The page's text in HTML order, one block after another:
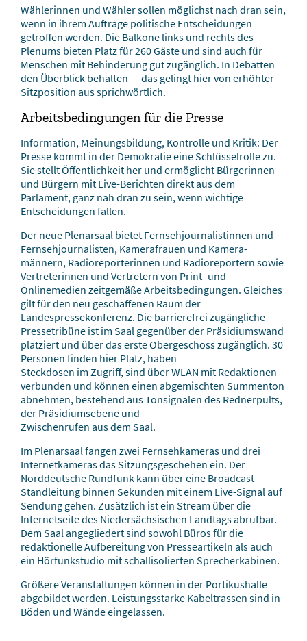
Wählerinnen und Wähler sollen möglichst nach dran sein,
wenn in ihrem Auftrage politische Entscheidungen
getroffen werden. Die Balkone links und rechts des
Plenums bieten Platz für 260 Gäste und sind auch für
Menschen mit Behinderung gut zugänglich. In Debatten
den Überblick behalten — das gelingt hier von erhöhter
Sitzposition aus sprichwörtlich.
Arbeitsbedingungen für die Presse
Information, Meinungsbildung, Kontrolle und Kritik: Der
Presse kommt in der Demokratie eine Schlüsselrolle zu.
Sie stellt Öffentlichkeit her und ermöglicht Bürgerinnen
und Bürgern mit Live-Berichten direkt aus dem
Parlament, ganz nah dran zu sein, wenn wichtige
Entscheidungen fallen.
Der neue Plenarsaal bietet Fernsehjournalistinnen und
Fernsehjournalisten, Kamerafrauen und Kamera­
männern, Radioreporterinnen und Radioreportern sowie
Vertreterinnen und Vertretern von Print- und
Onlinemedien zeitgemäße Arbeitsbedingungen. Gleiches
gilt für den neu geschaffenen Raum der
Landespressekonferenz. Die barrierefrei zugängliche
Pressetribüne ist im Saal gegenüber der Präsi­di­ums­­­wand
platziert und über das erste Obergeschoss zugänglich. 30
Personen finden hier Platz, haben
Steckdosen im Zugriff, sind über WLAN mit Redaktionen
verbunden und können einen abge­mischten Summenton
abnehmen, bestehend aus Tonsignalen des Rednerpults,
der Präsidiumsebene und
Zwischenrufen aus dem Saal.
Im Plenarsaal fangen zwei Fernsehkameras und drei
Internetkameras das Sitzungsgeschehen ein. Der
Norddeutsche Rundfunk kann über eine Broadcast-
Standleitung binnen Sekunden mit einem Live-Signal auf
Sendung gehen. Zusätzlich ist ein Stream über die
Internetseite des Niedersächsischen Landtags abrufbar.
Dem Saal angegliedert sind sowohl Büros für die
redaktionelle Aufbereitung von Presseartikeln als auch
ein Hörfunkstudio mit schallisolierten Sprecherkabinen.
Größere Veranstaltungen können in der Portikushalle
abgebildet werden. Leistungsstarke Kabeltrassen sind in
Böden und Wände eingelassen.